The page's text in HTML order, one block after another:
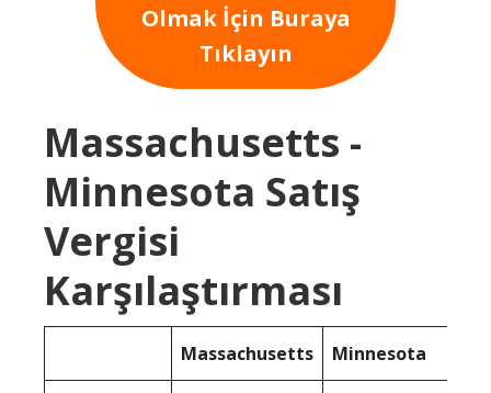
Olmak İçin Buraya
Tıklayın
Massachusetts -
Minnesota Satış
Vergisi
Karşılaştırması
Massachusetts Minnesota